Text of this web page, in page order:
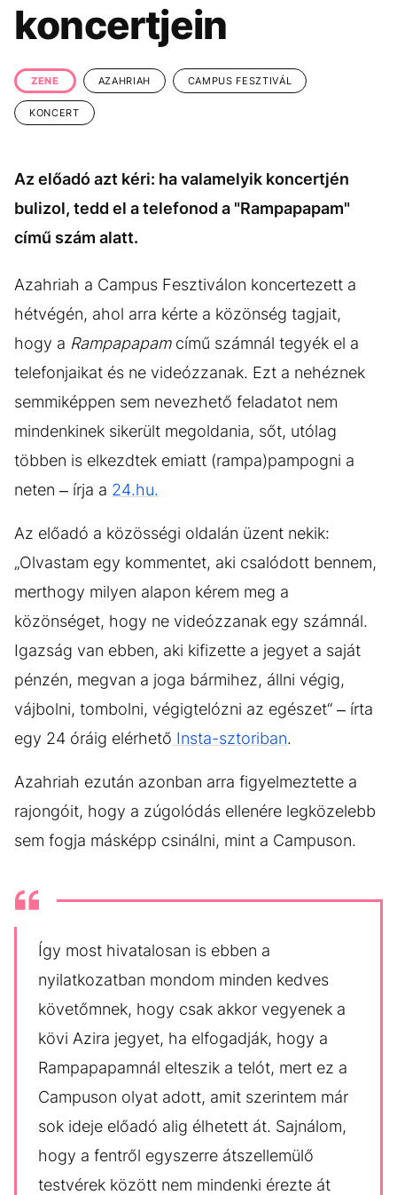
UTAZÁS
ÉLETMÓD DESIGN
BESZÉLGETÉSEK ARCOK
VIDEÓ
koncertjein
ZENE AZAHRIAH CAMPUS FESZTIVÁL
KONCERT
Az előadó azt kéri: ha valamelyik koncertjén
bulizol, tedd el a telefonod a "Rampapapam"
című szám alatt.
Azahriah a Campus Fesztiválon koncertezett a
hétvégén, ahol arra kérte a közönség tagjait,
hogy a Rampapapamcímű számnál tegyék el a
telefonjaikat és ne videózzanak. Ezt a nehéznek
semmiképpen sem nevezhető feladatot nem
mindenkinek sikerült megoldania, sőt, utólag
többen is elkezdtek emiatt (rampa)pampogni a
neten – írja a 24.hu.
Az előadó a közösségi oldalán üzent nekik:
„Olvastam egy kommentet, aki csalódott bennem,
merthogy milyen alapon kérem meg a
közönséget, hogy ne videózzanak egy számnál.
Igazság van ebben, aki kifizette a jegyet a saját
pénzén, megvan a joga bármihez, állni végig,
vájbolni, tombolni, végigtelózni az egészet“ – írta
egy 24 óráig elérhető Insta-sztoriban.
Azahriah ezután azonban arra figyelmeztette a
rajongóit, hogy a zúgolódás ellenére legközelebb
sem fogja másképp csinálni, mint a Campuson.
Így most hivatalosan is ebben a
nyilatkozatban mondom minden kedves
követőmnek, hogy csak akkor vegyenek a
kövi Azira jegyet, ha elfogadják, hogy a
Rampapapamnál elteszik a telót, mert ez a
Campuson olyat adott, amit szerintem már
sok ideje előadó alig élhetett át. Sajnálom,
hogy a fentről egyszerre átszellemülő
testvérek között nem mindenki érezte át